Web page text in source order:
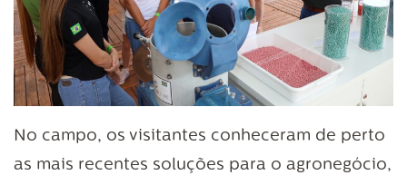
No campo, os visitantes conheceram de perto
as mais recentes soluções para o agronegócio,